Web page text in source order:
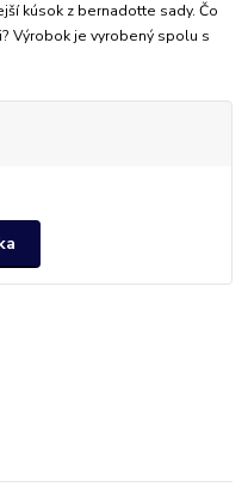
kúsok z bernadotte sady. Čo
Výrobok je vyrobený spolu s